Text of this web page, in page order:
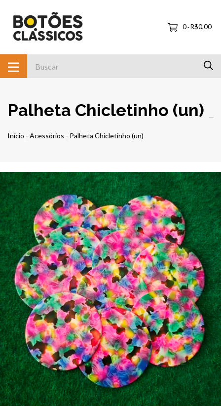
0-R$0,00
Palheta Chicletinho (un)
Início - Acessórios - Palheta Chicletinho (un)